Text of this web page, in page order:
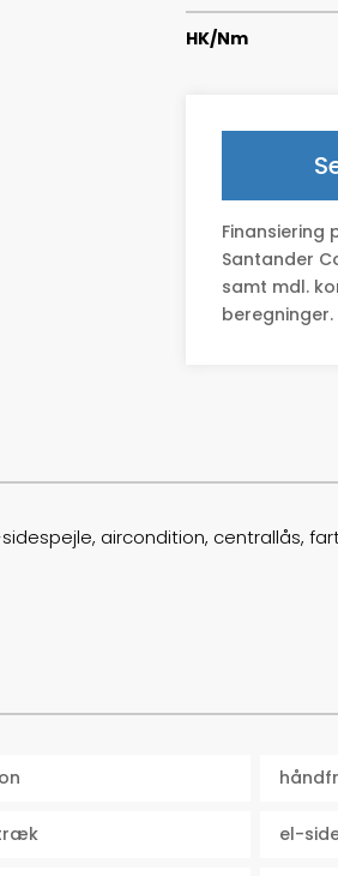
HK/Nm
Tophastighed
Drivmiddel
Højde
Finansiering
Santander
samt mdl.
aircondition, centrallås,
el-